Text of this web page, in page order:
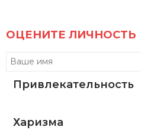
ОЦЕНИТЕ ЛИЧНОСТЬ
Привлекательность
Харизма